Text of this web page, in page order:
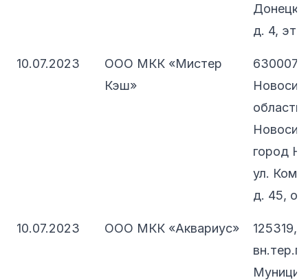
д. 4, эт. 1
10.07.2023
ООО МКК «Мистер
Кэш»
630007,
область,
город
ул.
д. 45,
10.07.2023 ООО МКК «Аквариус»
125319,
вн.тер.г.